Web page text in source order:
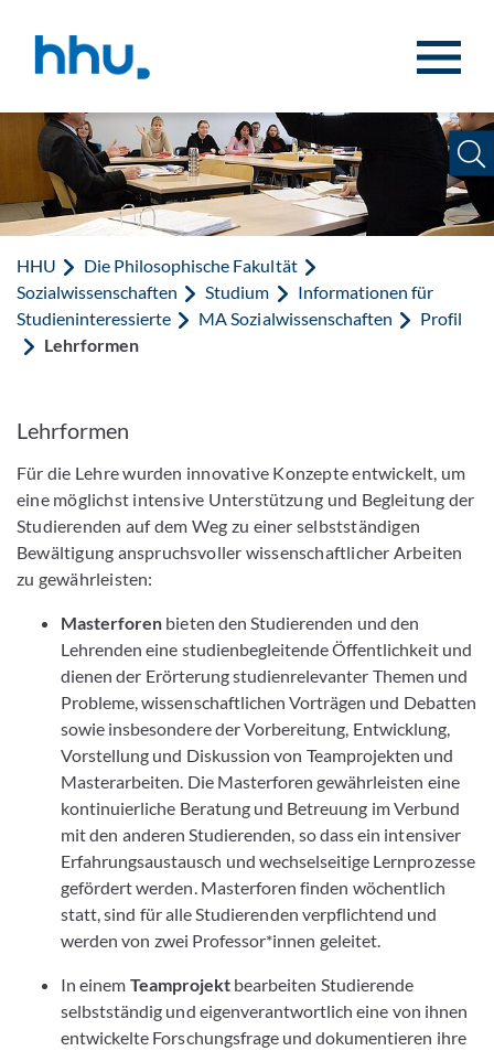
HHU
Die Philosophische Fakultät
Sozialwissenschaften
Studium
Informationen für
Studieninteressierte
MA Sozialwissenschaften
Profil
Lehrformen
Lehrformen
Für die Lehre wurden innovative Konzepte entwickelt, um
eine möglichst intensive Unterstützung und Begleitung der
Studierenden auf dem Weg zu einer selbstständigen
Bewältigung anspruchsvoller wissenschaftlicher Arbeiten
zu gewährleisten:
Masterforen bieten den Studierenden und den
Lehrenden eine studienbegleitende Öffentlichkeit und
dienen der Erörterung studien­relevanter Themen und
Probleme, wissen­schaft­­lichen Vorträgen und Debatten
sowie insbesondere der Vorbereitung, Entwicklung,
Vorstellung und Diskussion von Teamprojekten und
Master­arbeiten. Die Masterforen gewährleisten eine
kontinuierliche Beratung und Betreuung im Verbund
mit den anderen Studierenden, so dass ein intensiver
Erfahrungsaustausch und wechselseitige Lernprozesse
gefördert werden. Masterforen finden wöchentlich
statt, sind für alle Studierenden verpflichtend und
werden von zwei Professor*innen geleitet.
In einem Teamprojektbearbeiten Studierende
selbstständig und eigenverantwortlich eine von ihnen
entwickelte Forschungsfrage und dokumentieren ihre